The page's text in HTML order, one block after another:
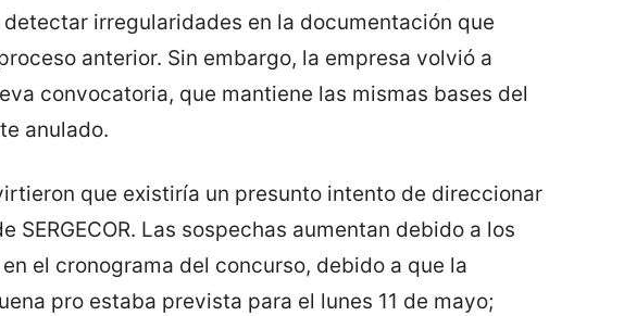
detectar irregularidades en la documentación que
anterior. Sin embargo, la empresa volvió a
convocatoria, que mantiene las mismas bases del
anulado.
que existiría un presunto intento de direccionar
SERGECOR. Las sospechas aumentan debido a los
el cronograma del concurso, debido a que la
pro estaba prevista para el lunes 11 de mayo;